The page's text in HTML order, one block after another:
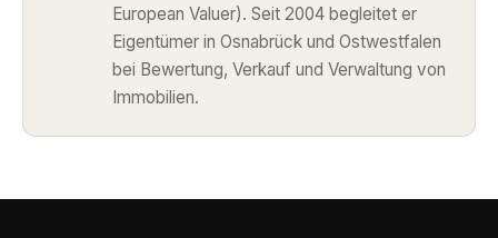
European Valuer). Seit 2004 begleitet er
Eigentümer in Osnabrück und Ostwestfalen
bei Bewertung, Verkauf und Verwaltung von
Immobilien.